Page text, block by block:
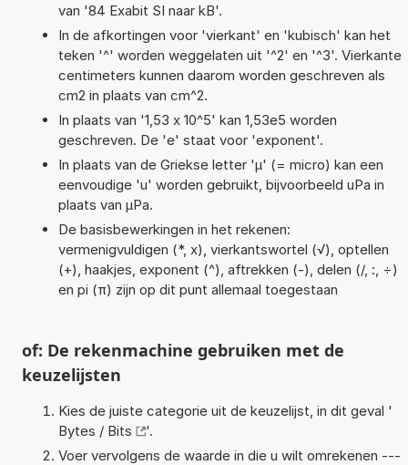
van '84 Exabit SI naar kB'.
In de afkortingen voor 'vierkant' en 'kubisch' kan het
teken '^' worden weggelaten uit '^2' en '^3'. Vierkante
centimeters kunnen daarom worden geschreven als
cm2 in plaats van cm^2.
In plaats van '1,53 x 10^5' kan 1,53e5 worden
geschreven. De 'e' staat voor 'exponent'.
In plaats van de Griekse letter 'µ' (= micro) kan een
eenvoudige 'u' worden gebruikt, bijvoorbeeld uPa in
plaats van µPa.
De basisbewerkingen in het rekenen:
vermenigvuldigen (*, x), vierkantswortel (√), optellen
(+), haakjes, exponent (^), aftrekken (-), delen (/, :, ÷)
en pi (π) zijn op dit punt allemaal toegestaan
of: De rekenmachine gebruiken met de
keuzelijsten
Kies de juiste categorie uit de keuzelijst, in dit geval '
Bytes / Bits
'.
Voer vervolgens de waarde in die u wilt omrekenen ---